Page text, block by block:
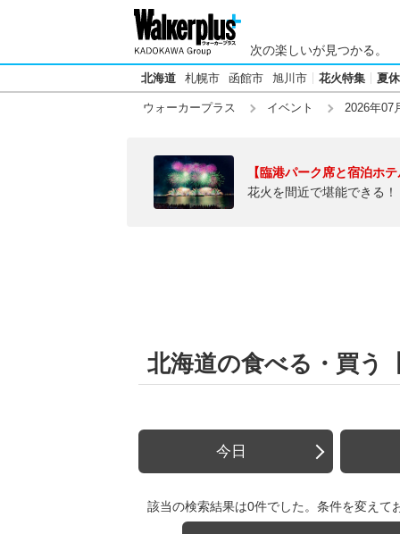
次の楽しいが見つかる。
北海道 札幌市 函館市 旭川市 花火特集 夏
ウォーカープラス イベント 2026年07
【臨港パーク席と宿泊ホ
花火を間近で堪能できる
北海道の食べる・買う
今日
該当の検索結果は0件でした。条件を変えて